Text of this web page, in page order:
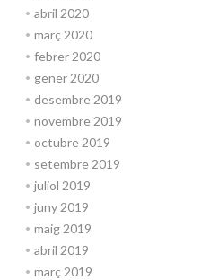
abril 2020
març 2020
febrer 2020
gener 2020
desembre 2019
novembre 2019
octubre 2019
setembre 2019
juliol 2019
juny 2019
maig 2019
abril 2019
març 2019